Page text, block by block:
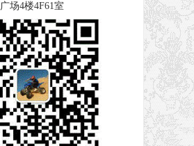
广场4楼4F61室